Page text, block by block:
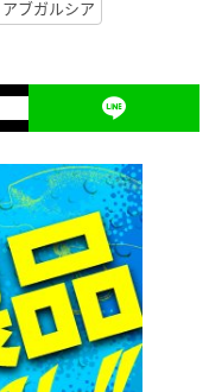
アブガルシア